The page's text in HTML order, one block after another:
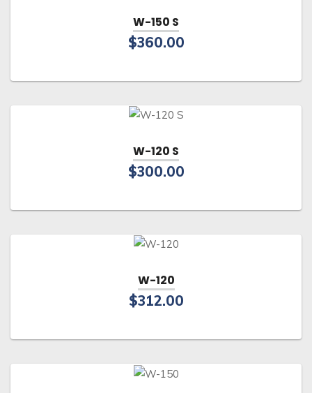
W-150 S
$360.00
W-120 S
$300.00
W-120
$312.00